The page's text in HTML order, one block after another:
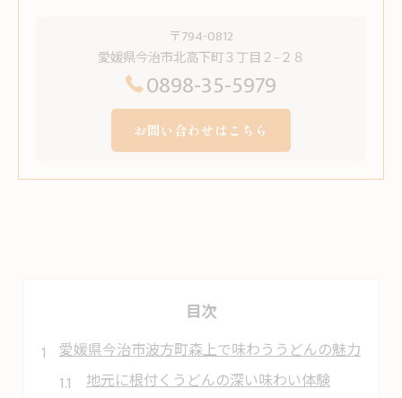
〒794-0812
愛媛県今治市北高下町３丁目２−２８
0898-35-5979
お問い合わせはこちら
目次
愛媛県今治市波方町森上で味わううどんの魅力
地元に根付くうどんの深い味わい体験